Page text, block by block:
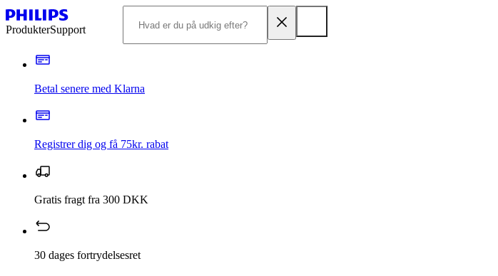
ProdukterSupport
Betal senere med Klarna
Registrer dig og få 75kr. rabat
Gratis fragt fra 300 DKK
30 dages fortrydelsesret